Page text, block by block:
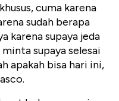
cuma karena
sudah berapa
karena supaya jeda
supaya selesai
apakah bisa hari ini,